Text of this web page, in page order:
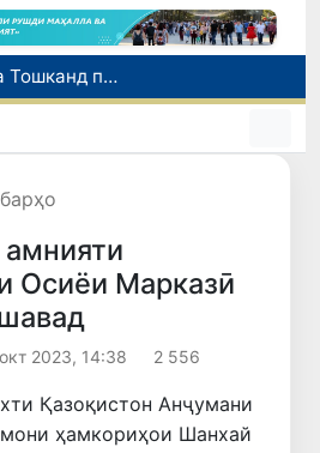
Байни Абу-Даби ва Тошканд парвозҳои ҳаррӯза оғоз гардиданд
Дар вилояти Фарғона нисбат ба роҳбари филиали Палатаи давлатии кадастр парвандаи ҷиноятӣ оғоз гардид
Имрӯз дар Ӯзбекистон иқдоми навбатии «Рӯзи бидуни мошин» баргузор мешавад
Осиёи Марказӣ
2023, 14:38 2 556
Қазоқистон Анҷумани
ҳамкориҳои Шанхай